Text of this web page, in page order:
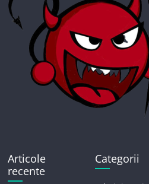
Articole
recente
Categorii